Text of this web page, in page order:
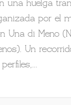
una huelga
por el
Una di Meno
Un